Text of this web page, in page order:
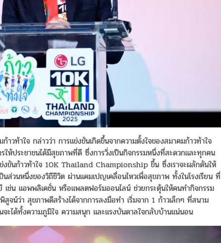
วท้าใจ กล่าวว่า การแข่งขันเกิดขึ้นจากความตั้งใจของสมาคมก้าวท้าใจ
ให้ประชาชนได้มีสุขภาพที่ดี ซึ่งการวิ่งเป็นกิจกรรมหนึ่งที่สะดวกและทุกคน
ข่งขันก้าวท้าใจ 10K Thailand Championship ขึ้น ซึ่งเราจะผลักดันให้
นส่วนหนึ่งของวิถีชีวิต ผ่านแคมเปญเคลื่อนไหวเพื่อสุขภาพ ทั้งในโรงเรียน ที่
เช่น แอพพลิเคชั่น หรือแพลตฟอร์มออนไลน์ ช่วยกระตุ้นให้คนทำกิจกรรม
จน์ว่า สุขภาพดีสร้างได้จากการลงมือทำ เริ่มจาก 1 ก้าวเล็กๆ ที่สนาม
ะได้ทั้งความภูมิใจ ความสนุก และแรงบันดาลใจกลับบ้านแน่นอน